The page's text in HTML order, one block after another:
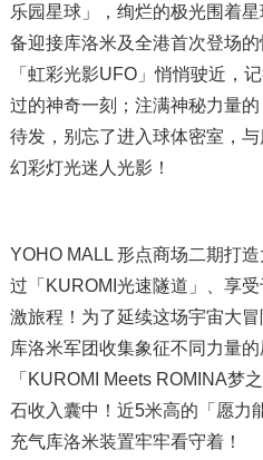
乐园星球」，绚烂的极光围着
备迎接库洛米及全港首次登场
「虹彩光影UFO」悄悄驶近，
过的神奇一刻；注满神秘力量
待发，别忘了进入球体密室，
幻彩灯光迷人光影！
YOHO MALL 形点商场二期打
过「KUROMI光速隧道」、享
激旅程！为了延续这场宇宙大
库洛米军团收集象征不同力量
「KUROMI Meets ROMINA梦
石收入囊中！近5米高的「愿力
充气库洛米装置牢牢看守着！